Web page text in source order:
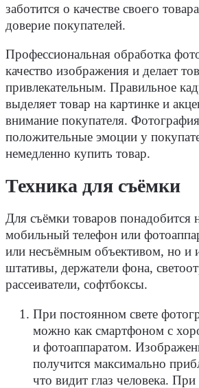
заботится о качестве своего
доверие покупателей.
Профессиональная обработка
качество изображения и делает
привлекательным. Правильное
выделяет товар на картинке и
внимание покупателя.
положительные эмоции у
немедленно купить товар.
Техника для съёмки
Для съёмки товаров понадобится
мобильный телефон или
или несъёмным объективом, но и
штативы, держатели фона,
рассеиватели, софтбоксы.
При постоянном свете
можно как смартфоном с
и фотоаппаратом.
получится максимально
что видит глаз человека.